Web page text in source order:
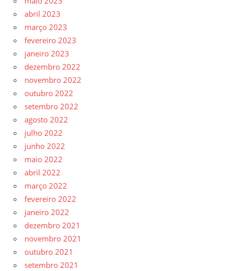
abril 2023
março 2023
fevereiro 2023
janeiro 2023
dezembro 2022
novembro 2022
outubro 2022
setembro 2022
agosto 2022
julho 2022
junho 2022
maio 2022
abril 2022
março 2022
fevereiro 2022
janeiro 2022
dezembro 2021
novembro 2021
outubro 2021
setembro 2021